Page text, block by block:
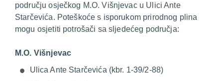
području osječkog M.O. Višnjevac u Ulici Ante
Starčevića. Poteškoće s isporukom prirodnog plina
mogu osjetiti potrošači sa sljedećeg područja:
M.O. Višnjevac
Ulica Ante Starčevića (kbr. 1-39/2-88)